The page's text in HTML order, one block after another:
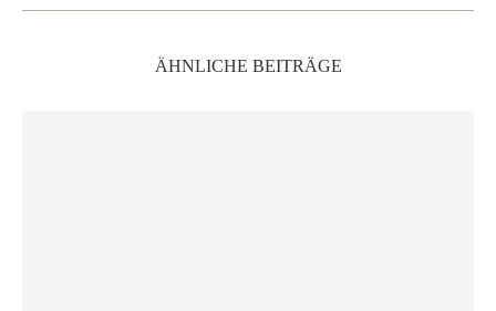
ÄHNLICHE BEITRÄGE